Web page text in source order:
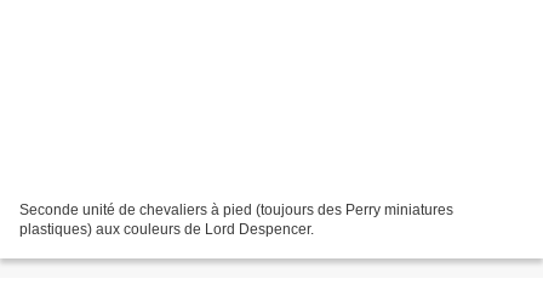
Seconde unité de chevaliers à pied (toujours des Perry miniatures
plastiques) aux couleurs de Lord Despencer.